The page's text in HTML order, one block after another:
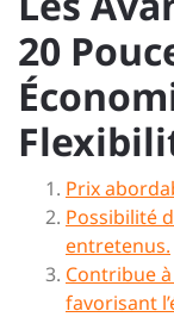
20
Prix
Possibilité
entretenus.
Contribue
favorisant